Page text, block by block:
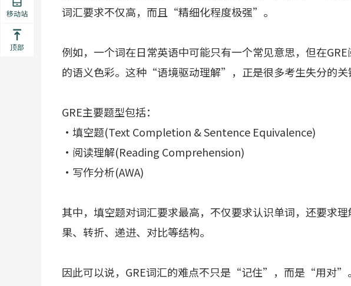
词汇要求不仅高，而且“精细化程度极强”。
例如，一个词在日常英语中可能只有一个常见意思，但在
的语义色彩。这种“语境驱动理解”，正是很多考生失分的关
GRE主要题型包括：
·填空题(Text Completion & Sentence Equivalence)
·阅读理解(Reading Comprehension)
·写作分析(AWA)
其中，填空题对词汇要求最高，不仅要求认识单词，还要求
果、转折、递进、对比等结构。
因此可以说，GRE词汇的难点不只是“记住”，而是“用对”。
移动站
顶部